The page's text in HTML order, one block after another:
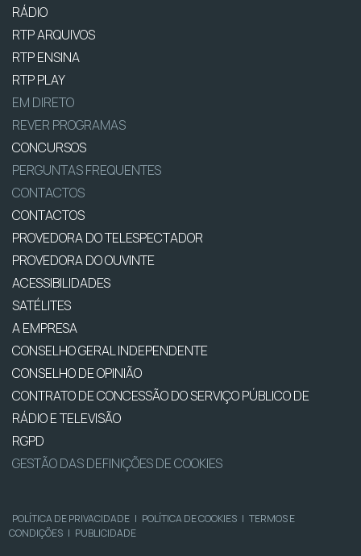
RÁDIO
RTP ARQUIVOS
RTP ENSINA
RTP PLAY
EM DIRETO
REVER PROGRAMAS
CONCURSOS
PERGUNTAS FREQUENTES
CONTACTOS
CONTACTOS
PROVEDORA DO TELESPECTADOR
PROVEDORA DO OUVINTE
ACESSIBILIDADES
SATÉLITES
A EMPRESA
CONSELHO GERAL INDEPENDENTE
CONSELHO DE OPINIÃO
CONTRATO DE CONCESSÃO DO SERVIÇO PÚBLICO DE
RÁDIO E TELEVISÃO
RGPD
GESTÃO DAS DEFINIÇÕES DE COOKIES
POLÍTICA DE PRIVACIDADE | POLÍTICA DE COOKIES | TERMOS E
CONDIÇÕES | PUBLICIDADE